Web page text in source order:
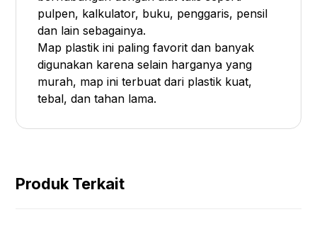
pulpen, kalkulator, buku, penggaris, pensil
dan lain sebagainya.
Map plastik ini paling favorit dan banyak
digunakan karena selain harganya yang
murah, map ini terbuat dari plastik kuat,
tebal, dan tahan lama.
Produk Terkait